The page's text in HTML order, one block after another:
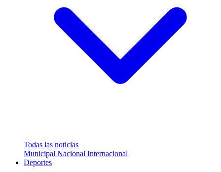
Todas las noticias
Municipal Nacional Internacional
Deportes